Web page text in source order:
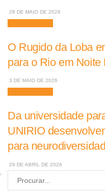
28 DE MAIO DE 2026
O Rugido da Loba
para o Rio em Noite
3 DE MAIO DE 2026
Da universidade
UNIRIO
para
29 DE ABRIL DE 2026